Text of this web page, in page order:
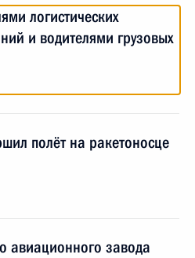
логистических
и водителями грузовых
полёт на ракетоносце
авиационного завода